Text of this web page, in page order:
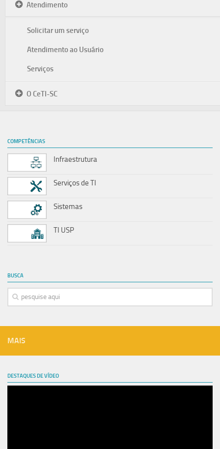
Atendimento
Solicitar um serviço
Atendimento ao Usuário
Serviços
O CeTI-SC
COMPETÊNCIAS
Infraestrutura
Serviços de TI
Sistemas
TI USP
BUSCA
MAIS
DESTAQUES DE VÍDEO